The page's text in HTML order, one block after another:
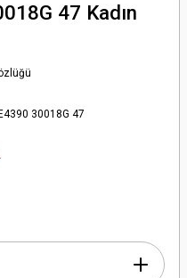
47 Kadın
30018G 47